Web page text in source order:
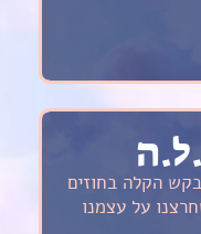
הקלה בחוזים
על עצמנו